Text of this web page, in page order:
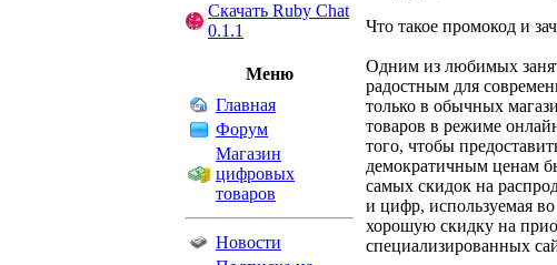
Скачать Ruby Chat
0.1.1
Меню
Главная
Форум
Магазин
цифровых
товаров
Новости
Что такое промокод и
Одним из любимых
радостным для
только в обычных
товаров в режиме
того, чтобы
демократичным ценам
самых скидок на
и цифр, используемая
хорошую скидку на
специализированных